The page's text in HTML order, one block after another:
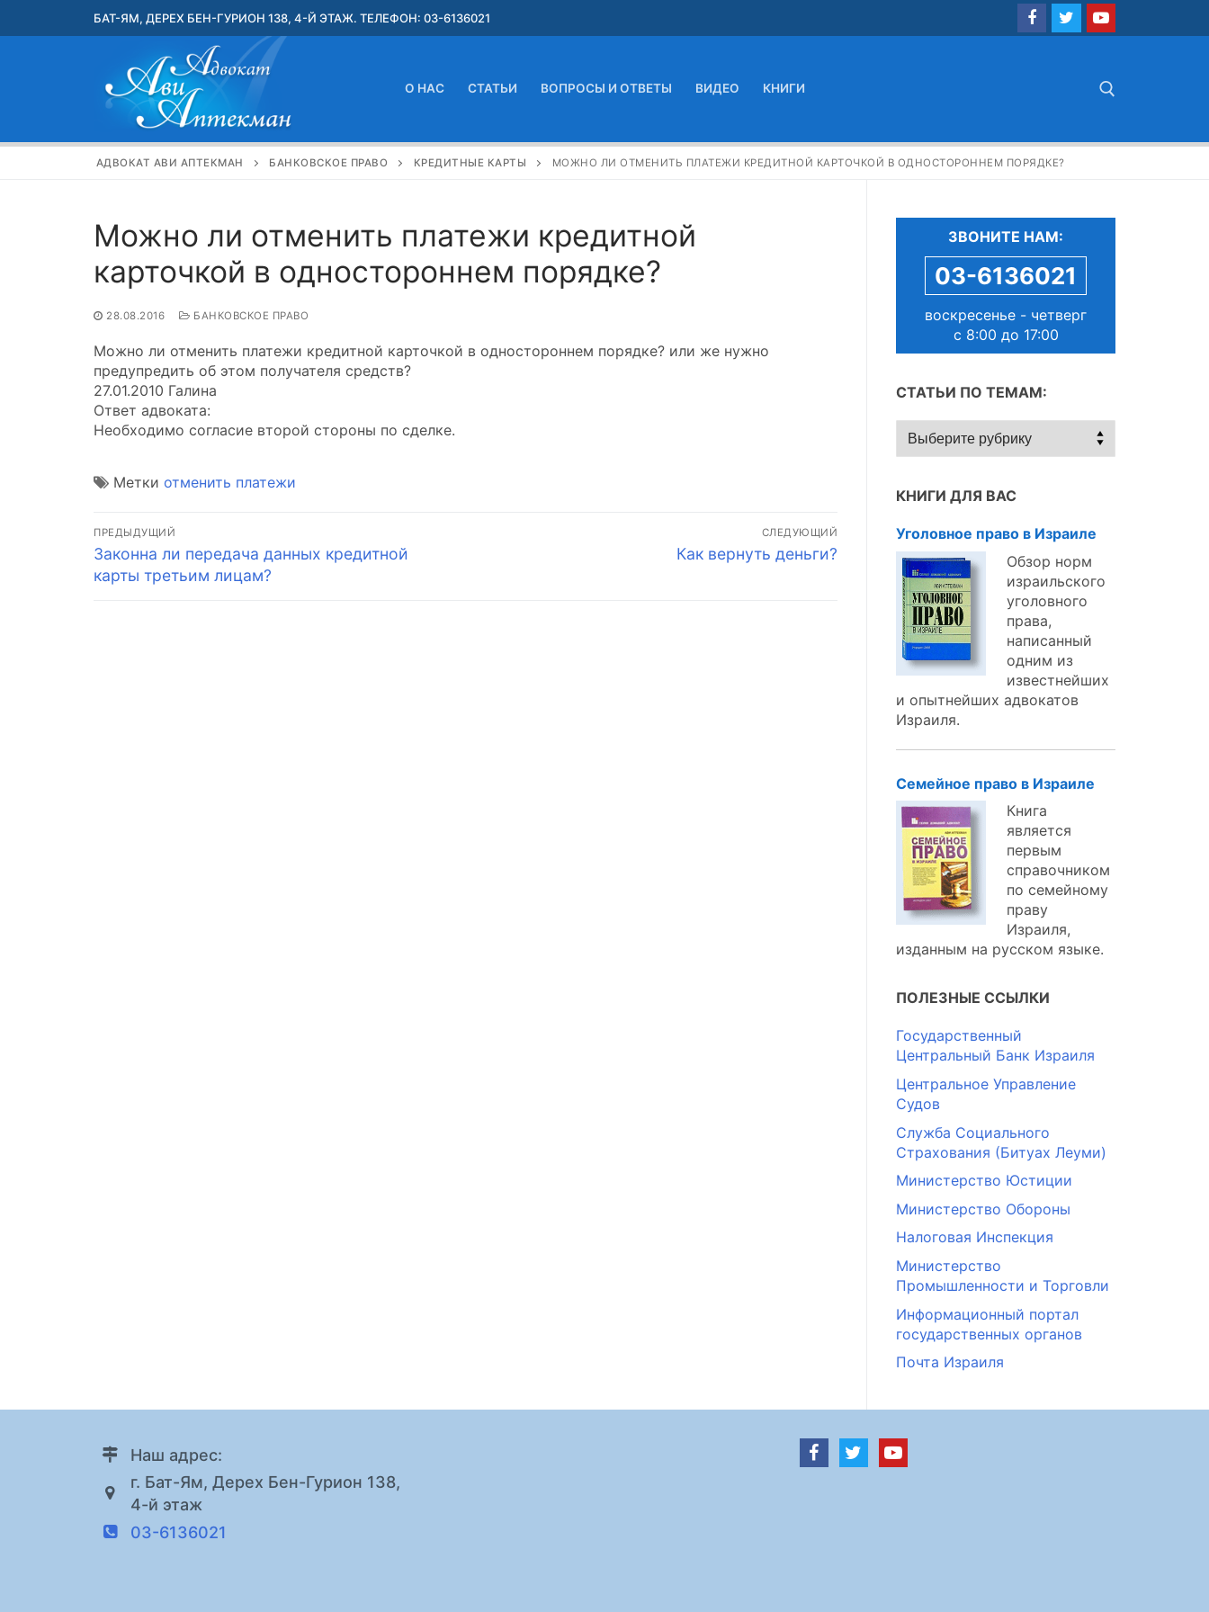
БАТ-ЯМ, ДЕРЕХ БЕН-ГУРИОН 138, 4-Й ЭТАЖ. ТЕЛЕФОН: 03-6136021
О НАС СТАТЬИ ВОПРОСЫ И ОТВЕТЫ ВИДЕО КНИГИ
Найти:
АДВОКАТ АВИ АПТЕКМАН БАНКОВСКОЕ ПРАВО КРЕДИТНЫЕ КАРТЫ МОЖНО ЛИ ОТМЕНИТЬ ПЛАТЕЖИ КРЕДИТНОЙ КАРТОЧКОЙ В ОДНОСТОРОННЕМ ПОРЯДКЕ?
Можно ли отменить платежи кредитной
карточкой в одностороннем порядке?
28.08.2016 БАНКОВСКОЕ ПРАВО
Можно ли отменить платежи кредитной карточкой в одностороннем порядке? или же нужно
предупредить об этом получателя средств?
27.01.2010 Галина
Ответ адвоката:
Необходимо согласие второй стороны по сделке.
Метки отменить платежи
Навигация
по
ПРЕДЫДУЩИЙ
Предыдущая
запись:
Законна ли передача данных кредитной
карты третьим лицам?
СЛЕДУЮЩИЙ
Следующая
Как вернуть деньги?
ЗВОНИТЕ НАМ:
03-6136021
воскресенье - четверг
с 8:00 до 17:00
СТАТЬИ ПО ТЕМАМ:
Статьи
по
КНИГИ ДЛЯ ВАС
Уголовное право в Израиле
Обзор норм
израильского
уголовного
права,
написанный
одним из
известнейших
и опытнейших адвокатов
Израиля.
Семейное право в Израиле
Книга
является
первым
справочником
по семейному
праву
Израиля,
изданным на русском языке.
ПОЛЕЗНЫЕ ССЫЛКИ
Государственный
Центральный Банк Израиля
Центральное Управление
Судов
Служба Социального
Страхования (Битуах Леуми)
Министерство Юстиции
Министерство Обороны
Налоговая Инспекция
Министерство
Промышленности и Торговли
Информационный портал
государственных органов
Почта Израиля
Наш адрес:
г. Бат-Ям, Дерех Бен-Гурион 138,
4-й этаж
03-6136021